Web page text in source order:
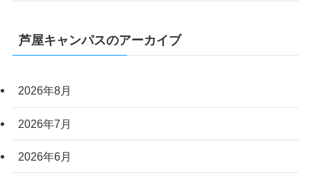
芦屋キャンパスのアーカイブ
2026年8月
2026年7月
2026年6月